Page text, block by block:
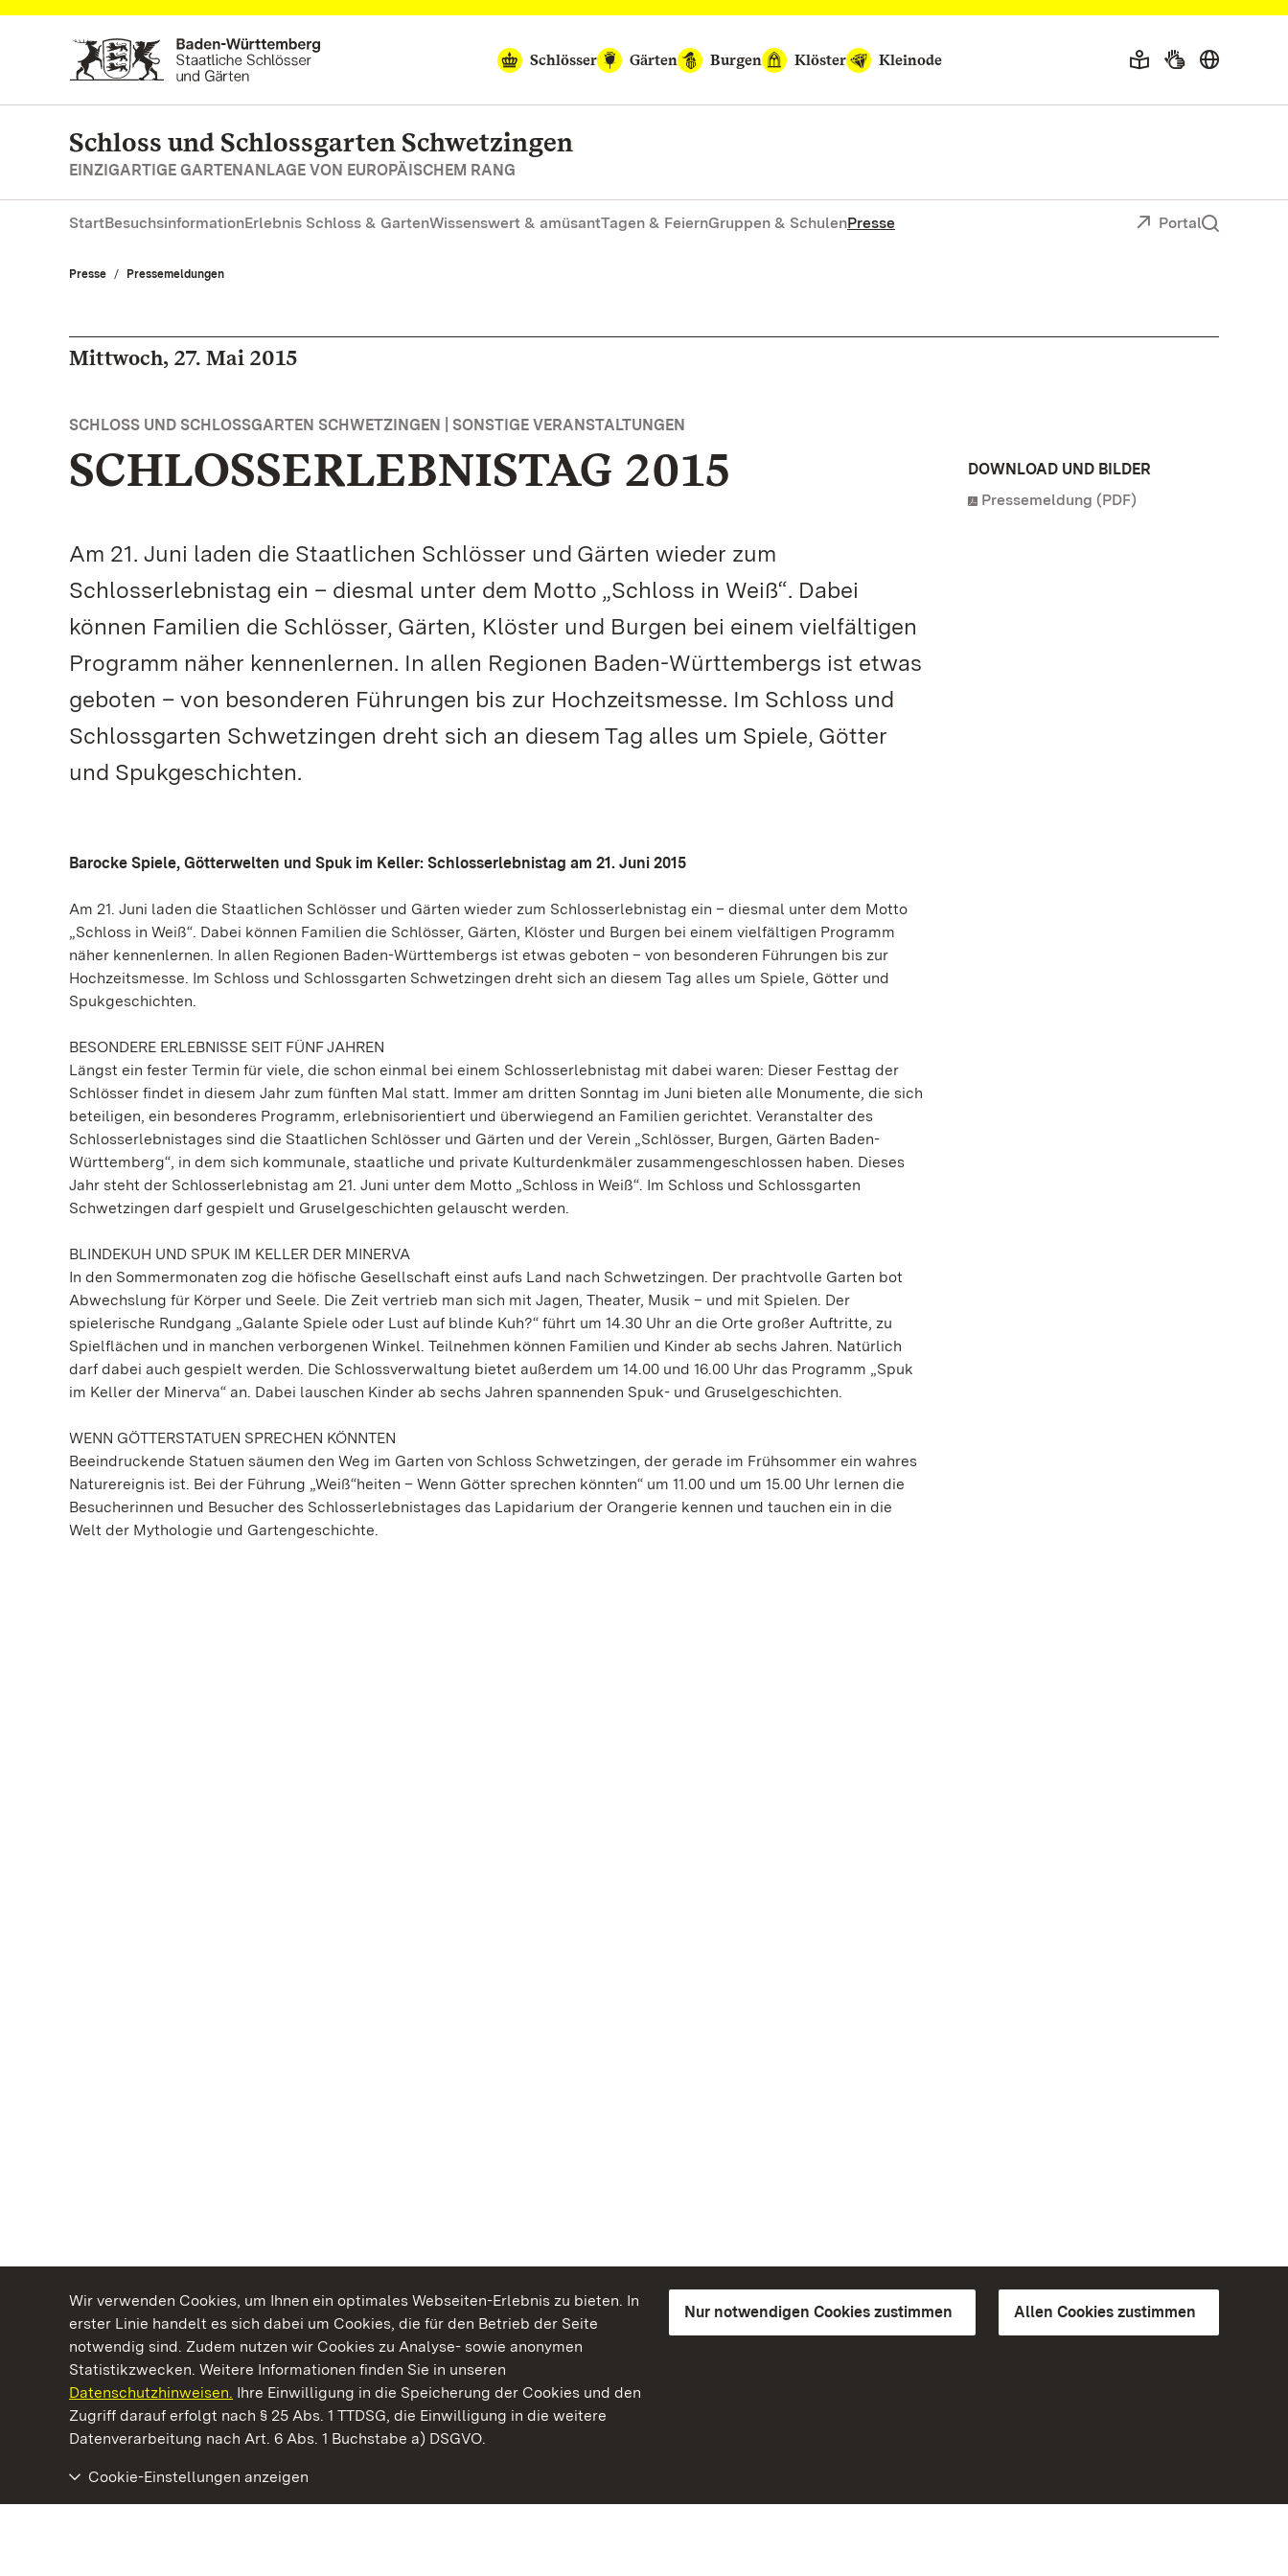
Wir verwenden Cookies, um Ihnen ein optimales Webseiten-Erlebnis zu bieten. In
erster Linie handelt es sich dabei um Cookies, die für den Betrieb der Seite
notwendig sind. Zudem nutzen wir Cookies zu Analyse- sowie anonymen
Statistikzwecken. Weitere Informationen finden Sie in unseren
Datenschutzhinweisen. Ihre Einwilligung in die Speicherung der Cookies und den
Zugriff darauf erfolgt nach § 25 Abs. 1 TTDSG, die Einwilligung in die weitere
Datenverarbeitung nach Art. 6 Abs. 1 Buchstabe a) DSGVO.
Nur notwendigen Cookies zustimmen Allen Cookies zustimmen
Cookie-Einstellungen anzeigen
Zum Hauptinhalt springen
Schlösser
Gärten Burgen Klöster Kleinode
Schloss und Schlossgarten Schwetzingen
EINZIGARTIGE GARTENANLAGE VON EUROPÄISCHEM RANG
StartBesuchsinformationErlebnis Schloss & GartenWissenswert & amüsantTagen & FeiernGruppen & SchulenPresse Portal
Presse Pressemeldungen
Mittwoch, 27. Mai 2015
SCHLOSS UND SCHLOSSGARTEN SCHWETZINGEN | SONSTIGE VERANSTALTUNGEN
SCHLOSSERLEBNISTAG 2015
Am 21. Juni laden die Staatlichen Schlösser und Gärten wieder zum
Schlosserlebnistag ein – diesmal unter dem Motto „Schloss in Weiß“. Dabei
können Familien die Schlösser, Gärten, Klöster und Burgen bei einem vielfältigen
Programm näher kennenlernen. In allen Regionen Baden-Württembergs ist etwas
geboten – von besonderen Führungen bis zur Hochzeitsmesse. Im Schloss und
Schlossgarten Schwetzingen dreht sich an diesem Tag alles um Spiele, Götter
und Spukgeschichten.
Barocke Spiele, Götterwelten und Spuk im Keller: Schlosserlebnistag am 21. Juni 2015
Am 21. Juni laden die Staatlichen Schlösser und Gärten wieder zum Schlosserlebnistag ein – diesmal unter dem Motto
„Schloss in Weiß“. Dabei können Familien die Schlösser, Gärten, Klöster und Burgen bei einem vielfältigen Programm
näher kennenlernen. In allen Regionen Baden-Württembergs ist etwas geboten – von besonderen Führungen bis zur
Hochzeitsmesse. Im Schloss und Schlossgarten Schwetzingen dreht sich an diesem Tag alles um Spiele, Götter und
Spukgeschichten.
BESONDERE ERLEBNISSE SEIT FÜNF JAHREN
Längst ein fester Termin für viele, die schon einmal bei einem Schlosserlebnistag mit dabei waren: Dieser Festtag der
Schlösser findet in diesem Jahr zum fünften Mal statt. Immer am dritten Sonntag im Juni bieten alle Monumente, die sich
beteiligen, ein besonderes Programm, erlebnisorientiert und überwiegend an Familien gerichtet. Veranstalter des
Schlosserlebnistages sind die Staatlichen Schlösser und Gärten und der Verein „Schlösser, Burgen, Gärten Baden-
Württemberg“, in dem sich kommunale, staatliche und private Kulturdenkmäler zusammengeschlossen haben. Dieses
Jahr steht der Schlosserlebnistag am 21. Juni unter dem Motto „Schloss in Weiß“. Im Schloss und Schlossgarten
Schwetzingen darf gespielt und Gruselgeschichten gelauscht werden.
BLINDEKUH UND SPUK IM KELLER DER MINERVA
In den Sommermonaten zog die höfische Gesellschaft einst aufs Land nach Schwetzingen. Der prachtvolle Garten bot
Abwechslung für Körper und Seele. Die Zeit vertrieb man sich mit Jagen, Theater, Musik – und mit Spielen. Der
spielerische Rundgang „Galante Spiele oder Lust auf blinde Kuh?“ führt um 14.30 Uhr an die Orte großer Auftritte, zu
Spielflächen und in manchen verborgenen Winkel. Teilnehmen können Familien und Kinder ab sechs Jahren. Natürlich
darf dabei auch gespielt werden. Die Schlossverwaltung bietet außerdem um 14.00 und 16.00 Uhr das Programm „Spuk
im Keller der Minerva“ an. Dabei lauschen Kinder ab sechs Jahren spannenden Spuk- und Gruselgeschichten.
WENN GÖTTERSTATUEN SPRECHEN KÖNNTEN
Beeindruckende Statuen säumen den Weg im Garten von Schloss Schwetzingen, der gerade im Frühsommer ein wahres
Naturereignis ist. Bei der Führung „Weiß“heiten – Wenn Götter sprechen könnten“ um 11.00 und um 15.00 Uhr lernen die
Besucherinnen und Besucher des Schlosserlebnistages das Lapidarium der Orangerie kennen und tauchen ein in die
Welt der Mythologie und Gartengeschichte.
DOWNLOAD UND BILDER
Pressemeldung (PDF)
Kommen. Staunen. Genießen.